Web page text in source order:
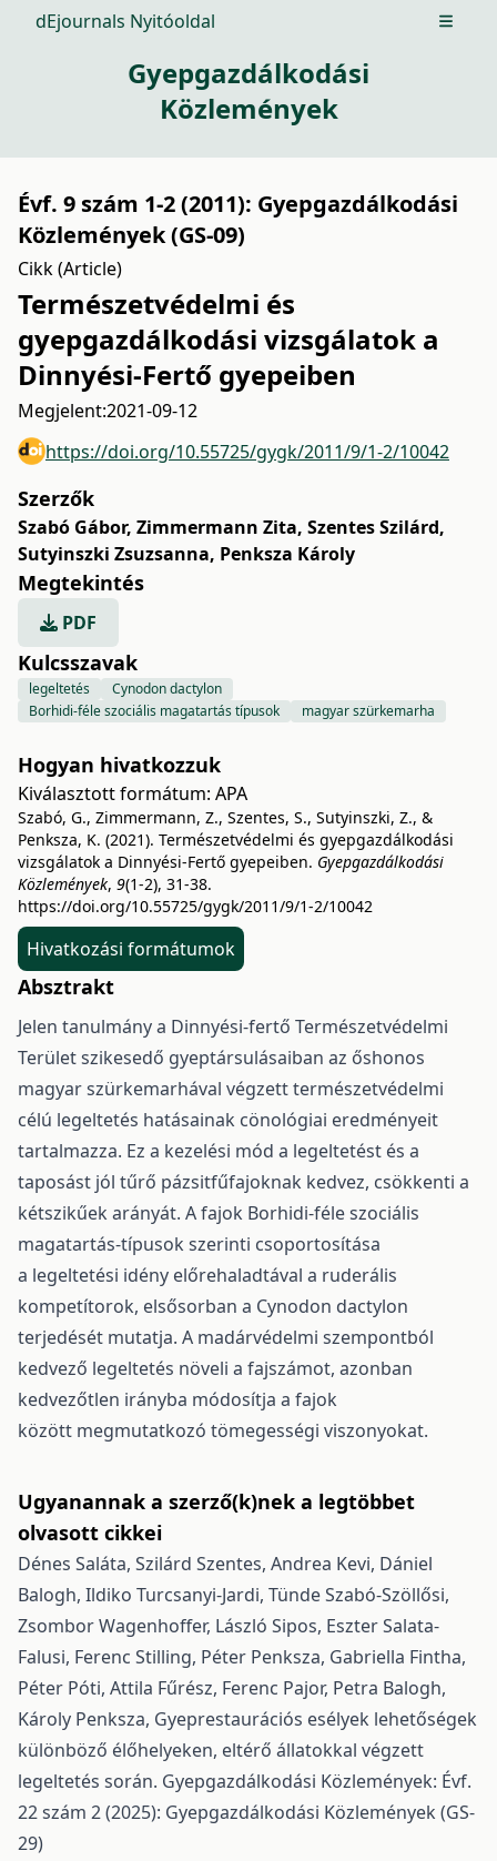
dEjournals Nyitóoldal Open
Gyepgazdálkodási
Közlemények
Évf. 9 szám 1-2 (2011): Gyepgazdálkodási
Közlemények (GS-09)
Cikk (Article)
Természetvédelmi és
gyepgazdálkodási vizsgálatok a
Dinnyési-Fertő gyepeiben
Megjelent:2021-09-12
https://doi.org/10.55725/gygk/2011/9/1-2/10042
Szerzők
Szabó Gábor, Zimmermann Zita, Szentes Szilárd,
Sutyinszki Zsuzsanna, Penksza Károly
Megtekintés
PDF
Kulcsszavak
legeltetés
Cynodon dactylon
Borhidi-féle szociális magatartás típusok
magyar szürkemarha
Hogyan hivatkozzuk
Kiválasztott formátum: APA
Szabó, G., Zimmermann, Z., Szentes, S., Sutyinszki, Z., &
Penksza, K. (2021). Természetvédelmi és gyepgazdálkodási
vizsgálatok a Dinnyési-Fertő gyepeiben. Gyepgazdálkodási
Közlemények, 9(1-2), 31-38.
https://doi.org/10.55725/gygk/2011/9/1-2/10042
Hivatkozási formátumok
Absztrakt
Jelen tanulmány a Dinnyési-fertő Természetvédelmi
Terület szikesedő gyeptársulásaiban az őshonos
magyar szürkemarhával végzett természetvédelmi
célú legeltetés hatásainak cönológiai eredményeit
tartalmazza. Ez a kezelési mód a legeltetést és a
taposást jól tűrő pázsitfűfajoknak kedvez, csökkenti a
kétszikűek arányát. A fajok Borhidi-féle szociális
magatartás-típusok szerinti csoportosítása
a legeltetési idény előrehaladtával a ruderális
kompetítorok, elsősorban a Cynodon dactylon
terjedését mutatja. A madárvédelmi szempontból
kedvező legeltetés növeli a fajszámot, azonban
kedvezőtlen irányba módosítja a fajok
között megmutatkozó tömegességi viszonyokat.
Ugyanannak a szerző(k)nek a legtöbbet
olvasott cikkei
Dénes Saláta, Szilárd Szentes, Andrea Kevi, Dániel
Balogh, Ildiko Turcsanyi-Jardi, Tünde Szabó-Szöllősi,
Zsombor Wagenhoffer, László Sipos, Eszter Salata-
Falusi, Ferenc Stilling, Péter Penksza, Gabriella Fintha,
Péter Póti, Attila Fűrész, Ferenc Pajor, Petra Balogh,
Károly Penksza, Gyeprestaurációs esélyek lehetőségek
különböző élőhelyeken, eltérő állatokkal végzett
legeltetés során. Gyepgazdálkodási Közlemények: Évf.
22 szám 2 (2025): Gyepgazdálkodási Közlemények (GS-
29)